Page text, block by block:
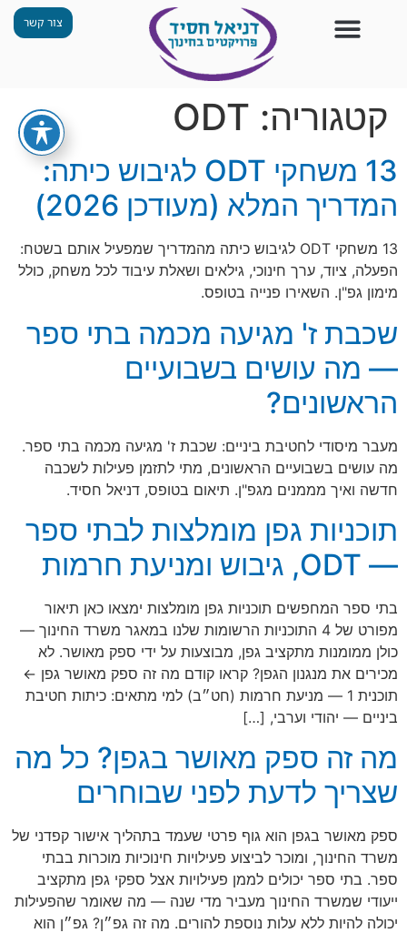
צור קשר
קטגוריה: ODT
13 משחקי ODT לגיבוש כיתה:
המדריך המלא (מעודכן 2026)
13 משחקי ODT לגיבוש כיתה מהמדריך שמפעיל אותם בשטח:
הפעלה, ציוד, ערך חינוכי, גילאים ושאלת עיבוד לכל משחק, כולל
מימון גפ"ן. השאירו פנייה בטופס.
שכבת ז' מגיעה מכמה בתי ספר
— מה עושים בשבועיים
הראשונים?
מעבר מיסודי לחטיבת ביניים: שכבת ז' מגיעה מכמה בתי ספר.
מה עושים בשבועיים הראשונים, מתי לתזמן פעילות לשכבה
חדשה ואיך מממנים מגפ"ן. תיאום בטופס, דניאל חסיד.
תוכניות גפן מומלצות לבתי ספר
— ODT, גיבוש ומניעת חרמות
בתי ספר המחפשים תוכניות גפן מומלצות ימצאו כאן תיאור
מפורט של 4 התוכניות הרשומות שלנו במאגר משרד החינוך —
כולן ממומנות מתקציב גפן, מבוצעות על ידי ספק מאושר. לא
מכירים את מנגנון הגפן? קראו קודם מה זה ספק מאושר גפן ←
תוכנית 1 — מניעת חרמות (חט״ב) למי מתאים: כיתות חטיבת
ביניים — יהודי וערבי, […]
מה זה ספק מאושר בגפן? כל מה
שצריך לדעת לפני שבוחרים
ספק מאושר בגפן הוא גוף פרטי שעמד בתהליך אישור קפדני של
משרד החינוך, ומוכר לביצוע פעילויות חינוכיות מוכרות בבתי
ספר. בתי ספר יכולים לממן פעילויות אצל ספקי גפן מתקציב
ייעודי שמשרד החינוך מעביר מדי שנה — מה שאומר שהפעילות
יכולה להיות ללא עלות נוספת להורים. מה זה גפ״ן? גפ״ן הוא